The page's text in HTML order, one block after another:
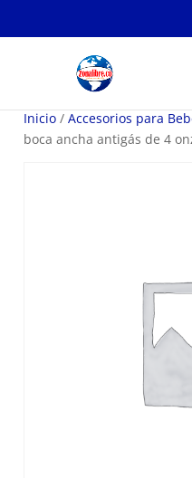
Inicio / Accesorios para
boca ancha antigás de 4